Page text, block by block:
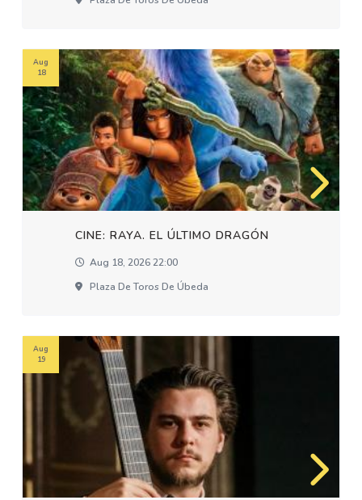
CINE: RAYA. EL ÚLTIMO DRAGÓN
Aug 18, 2026 22:00
Plaza De Toros De Úbeda
Aug
18
Aug
19